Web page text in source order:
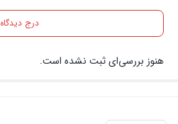
درج دیدگاه
هنوز بررسی‌ای ثبت نشده است.